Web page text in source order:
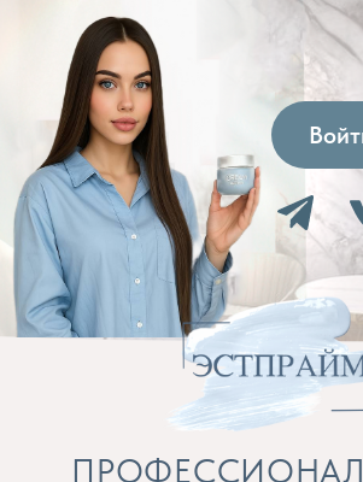
Препараты для косметолога и расходные
материалы
ПРОФЕССИОНАЛЬНАЯ
КОСМЕТИКА
Бренды